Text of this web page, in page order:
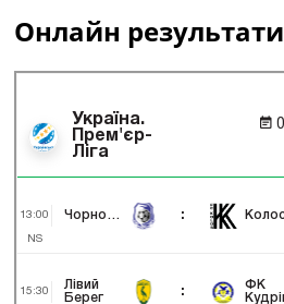
Онлайн результати